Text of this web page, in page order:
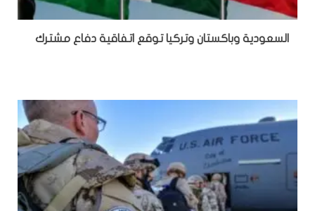
السعودية وباكستان وتركيا توقع اتفاقية دفاع مشترك